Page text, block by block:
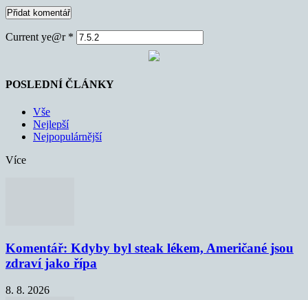
Current ye@r *
POSLEDNÍ ČLÁNKY
Vše
Nejlepší
Nejpopulárnější
Více
Komentář: Kdyby byl steak lékem, Američané jsou
zdraví jako řípa
8. 8. 2026